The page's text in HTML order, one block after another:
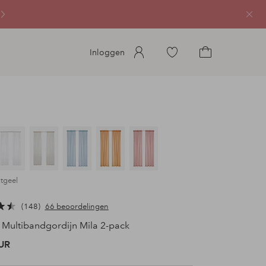
Inloggen
Ga
148 66 beoordelingen
Multibandgordijn Mila 2-pack